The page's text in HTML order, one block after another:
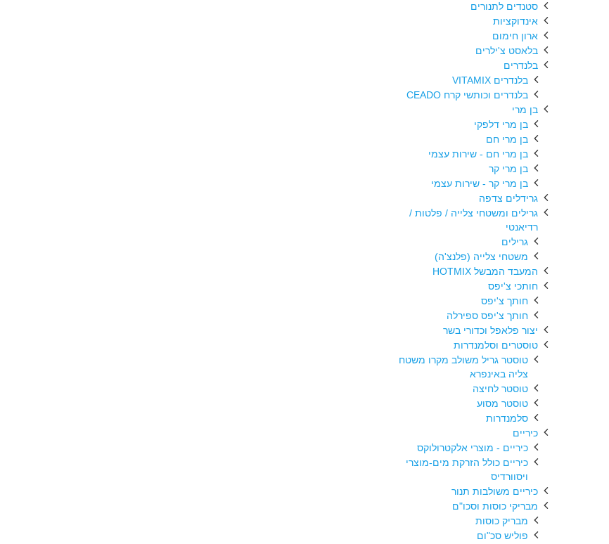
סטנדים לתנורים
אינדוקציות
ארון חימום
בלאסט צ'ילרים
בלנדרים
בלנדרים VITAMIX
בלנדרים וכותשי קרח CEADO
בן מרי
בן מרי דלפקי
בן מרי חם
בן מרי חם - שירות עצמי
בן מרי קר
בן מרי קר - שירות עצמי
גרידלים צדפה
גרילים ומשטחי צלייה / פלטות /
רדיאנטי
גרילים
משטחי צלייה (פלנצ'ה)
המעבד המבשל HOTMIX
חותכי צ'יפס
חותך צ'יפס
חותך צ'יפס ספירלה
יצור פלאפל וכדורי בשר
טוסטרים וסלמנדרות
טוסטר גריל משולב מקרו משטח
צליה באינפרא
טוסטר לחיצה
טוסטר מסוע
סלמנדרות
כיריים
כיריים - מוצרי אלקטרולוקס
כיריים כולל הזרקת מים-מוצרי
ויסוורדיס
כיריים משולבות תנור
מבריקי כוסות וסכו"ם
מבריק כוסות
פוליש סכ"ום